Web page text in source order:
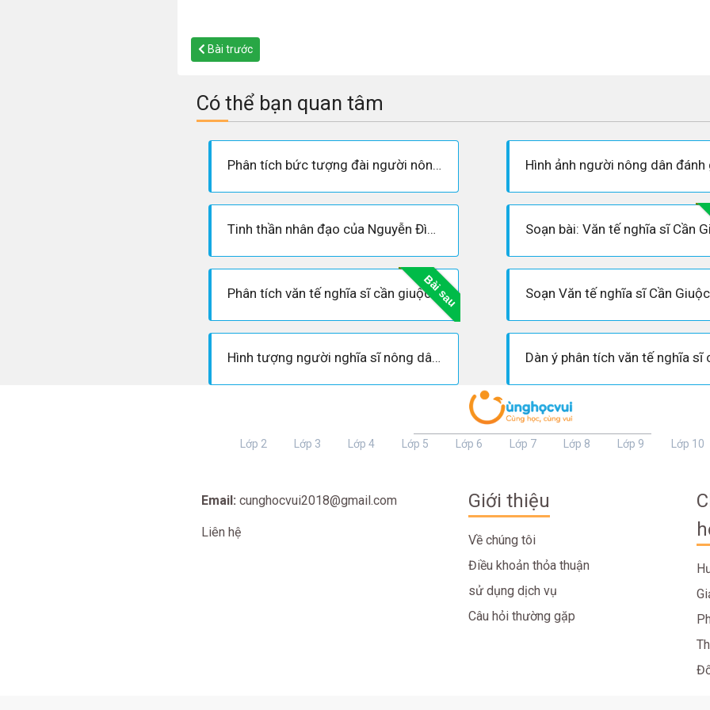
Bài trước
Có thể bạn quan tâm
Phân tích bức tượng đài người nông dân nghĩa sĩ Cần Giuộc
Tinh thần nhân đạo của Nguyễn Đình Chiểu trong "Văn tế Nghĩa sĩ Cần Giuộc"
Bài sau
Phân tích văn tế nghĩa sĩ cần giuộc
Hình tượng người nghĩa sĩ nông dân trong vài “Văn tế nghĩa sĩ Cần Giuộc”
Lớp 2 Lớp 3 Lớp 4 Lớp 5 Lớp 6 Lớp 7 Lớp 8 Lớp 9 Lớp 10
Email: cunghocvui2018@gmail.com
Liên hệ
Giới thiệu
Về chúng tôi
Điều khoản thỏa thuận
sử dụng dịch vụ
Câu hỏi thường gặp